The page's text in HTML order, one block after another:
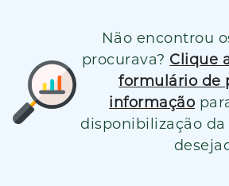
Não encontrou
procurava? Clique
formulário de
informação
disponibilização